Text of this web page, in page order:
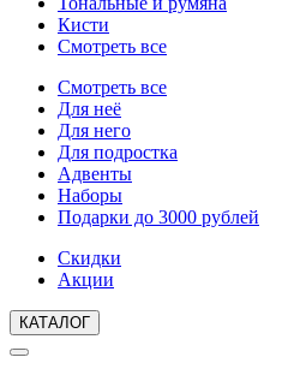
Кисти
Смотреть все
Смотреть все
Для неё
Для него
Для подростка
Адвенты
Наборы
Подарки до 3000 рублей
Скидки
Акции
КАТАЛОГ